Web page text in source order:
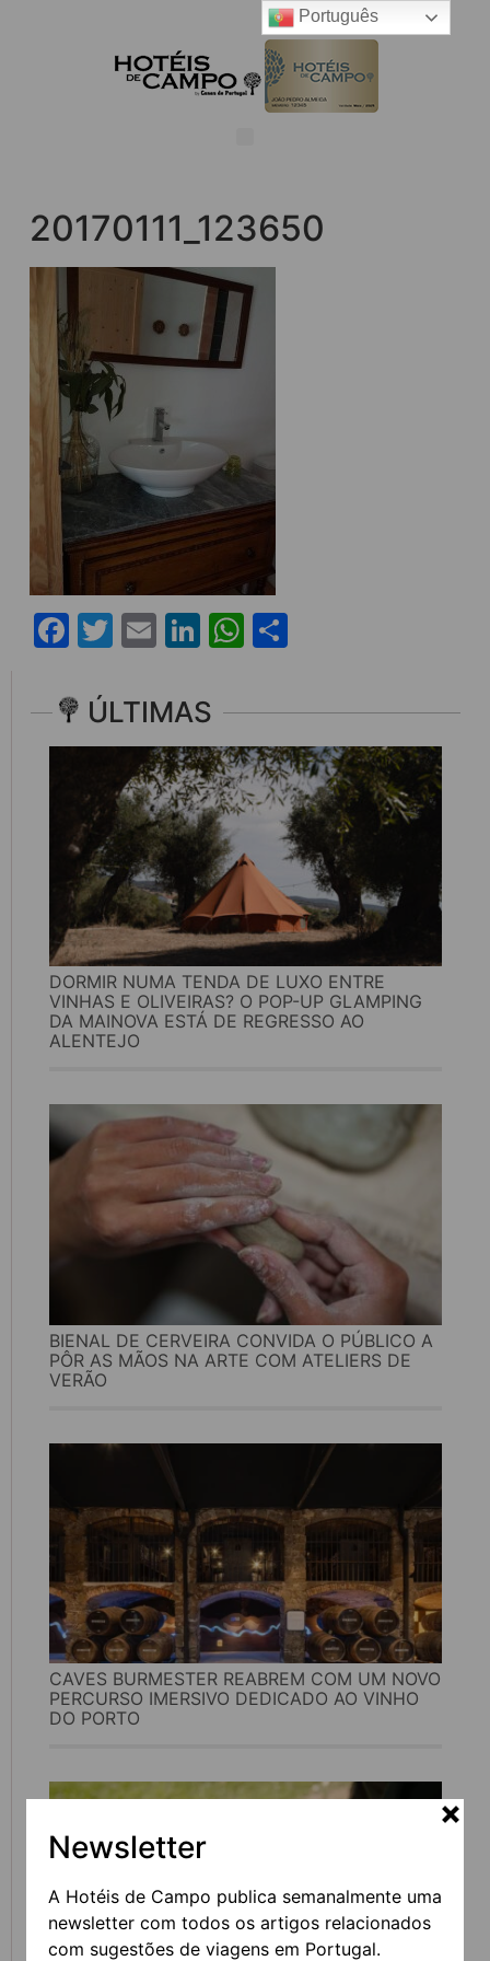
Newsletter
A Hotéis de Campo publica semanalmente uma
newsletter com todos os artigos relacionados
com sugestões de viagens em Portugal.
20170111_123650
Facebook
Twitter
EmailLinkedIn
WhatsApp
ÚLTIMAS
DORMIR NUMA TENDA DE LUXO ENTRE
VINHAS E OLIVEIRAS? O POP-UP GLAMPING
DA MAINOVA ESTÁ DE REGRESSO AO
ALENTEJO
BIENAL DE CERVEIRA CONVIDA O PÚBLICO A
PÔR AS MÃOS NA ARTE COM ATELIERS DE
VERÃO
CAVES BURMESTER REABREM COM UM NOVO
PERCURSO IMERSIVO DEDICADO AO VINHO
DO PORTO
Português